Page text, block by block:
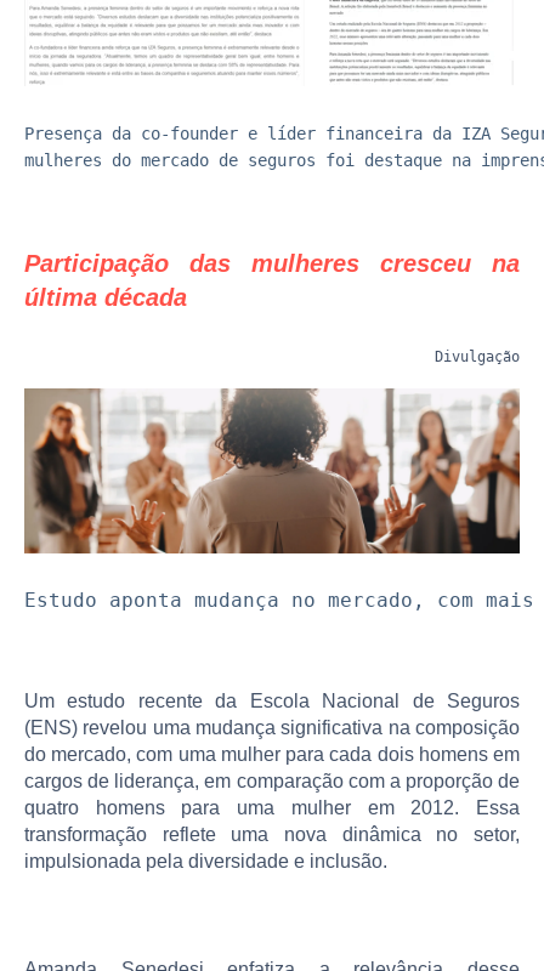
Presença da co-founder e líder financeira da IZA
mulheres do mercado de seguros foi destaque na
Participação das mulheres cresceu na
última década
Divulgação
Estudo aponta mudança no mercado, com
Um estudo recente da Escola Nacional de Seguros
(ENS) revelou uma mudança significativa na composição
do mercado, com uma mulher para cada dois homens em
cargos de liderança, em comparação com a proporção de
quatro homens para uma mulher em 2012. Essa
transformação reflete uma nova dinâmica no setor,
impulsionada pela diversidade e inclusão.